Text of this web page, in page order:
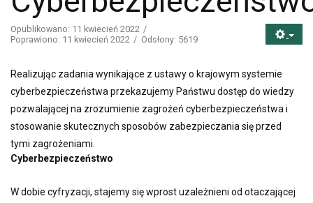
Opublikowano: 11 kwiecień 2022
Poprawiono: 11 kwiecień 2022
Odsłony: 5619
Realizując zadania wynikające z ustawy o krajowym systemie
cyberbezpieczeństwa przekazujemy Państwu dostęp do wiedzy
pozwalającej na zrozumienie zagrożeń cyberbezpieczeństwa i
stosowanie skutecznych sposobów zabezpieczania się przed
tymi zagrożeniami.
Cyberbezpieczeństwo
W dobie cyfryzacji, stajemy się wprost uzależnieni od otaczającej